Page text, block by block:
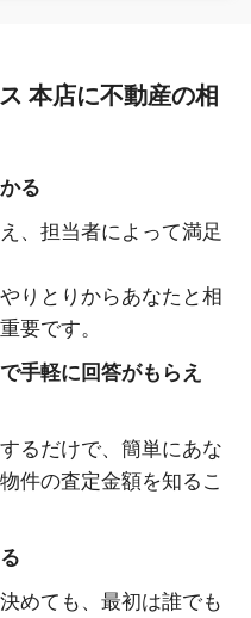
本店に不動産の相
る
、担当者によって満足
りとりからあなたと相
要です。
手軽に回答がもらえ
るだけで、簡単にあな
件の査定金額を知るこ
めても、最初は誰でも